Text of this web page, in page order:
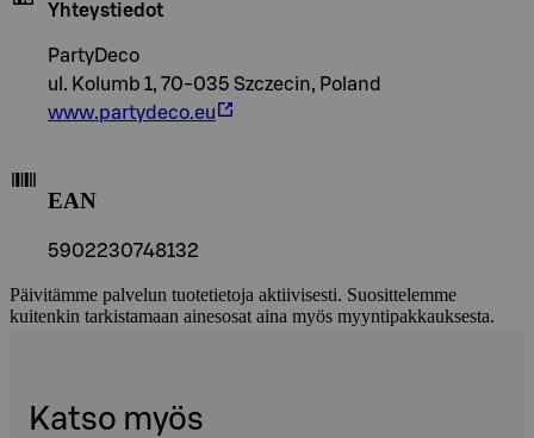
Yhteystiedot
PartyDeco
ul. Kolumb 1, 70-035 Szczecin, Poland
www.partydeco.eu
EAN
5902230748132
Päivitämme palvelun tuotetietoja aktiivisesti. Suosittelemme
kuitenkin tarkistamaan ainesosat aina myös myyntipakkauksesta.
Katso myös